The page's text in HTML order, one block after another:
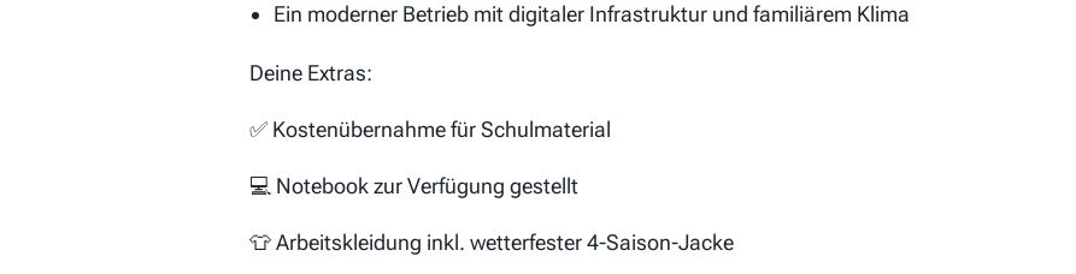
Ein moderner Betrieb mit digitaler Infrastruktur und familiärem Klima
Deine Extras:
✅ Kostenübernahme für Schulmaterial
💻 Notebook zur Verfügung gestellt
👕 Arbeitskleidung inkl. wetterfester 4-Saison-Jacke